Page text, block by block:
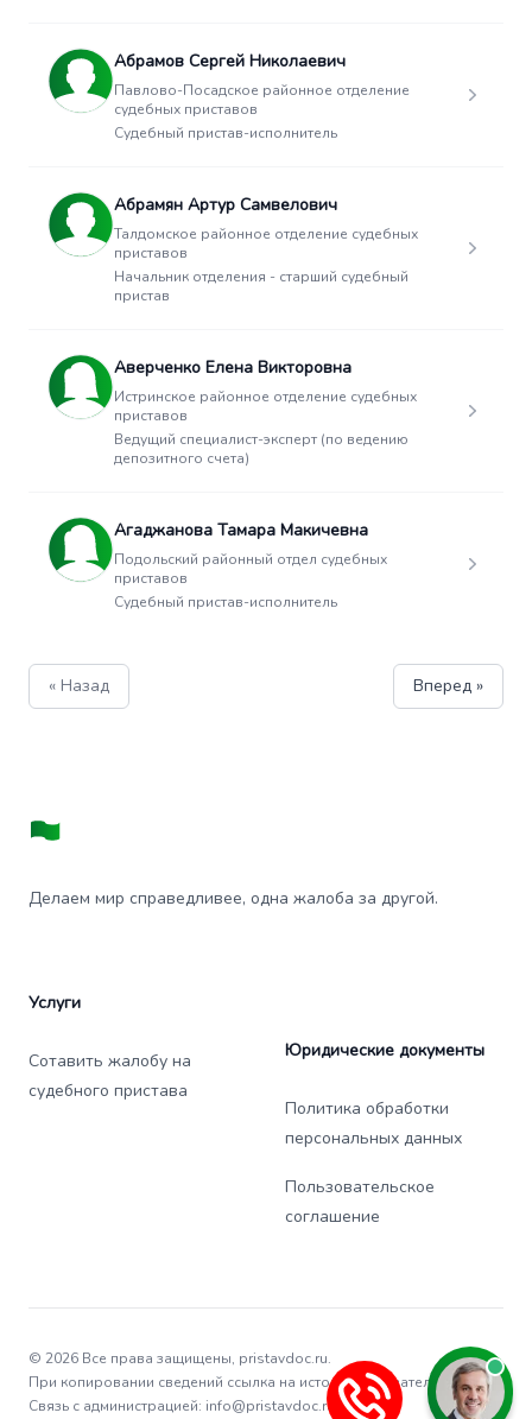
Абрамов Сергей Николаевич
Павлово-Посадское районное отделение
судебных приставов
Судебный пристав-исполнитель
Абрамян Артур Самвелович
Талдомское районное отделение судебных
приставов
Начальник отделения - старший судебный
пристав
Аверченко Елена Викторовна
Истринское районное отделение судебных
приставов
Ведущий специалист-эксперт (по ведению
депозитного счета)
Агаджанова Тамара Макичевна
Подольский районный отдел судебных
приставов
Судебный пристав-исполнитель
« Назад Вперед »
Делаем мир справедливее, одна жалоба за другой.
Услуги
Сотавить жалобу на
судебного пристава
Юридические документы
Политика обработки
персональных данных
Пользовательское
соглашение
© 2026 Все права защищены, pristavdoc.ru.
При копировании сведений ссылка на источник обязательна.
Связь с администрацией: info@pristavdoc.ru.